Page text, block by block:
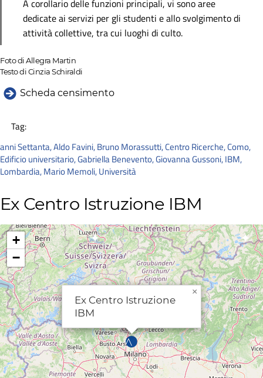
A corollario delle funzioni principali, vi sono aree
dedicate ai servizi per gli studenti e allo svolgimento di
attività collettive, tra cui luoghi di culto.
Foto di Allegra Martin
Testo di Cinzia Schiraldi
Scheda censimento
Tag:
anni Settanta,Aldo Favini,Bruno Morassutti,Centro Ricerche,Como,
Edificio universitario,Gabriella Benevento,Giovanna Gussoni,IBM,
Lombardia,Mario Memoli,Università
Ex Centro Istruzione IBM
Ex Centro Istruzione
IBM
×
+
−